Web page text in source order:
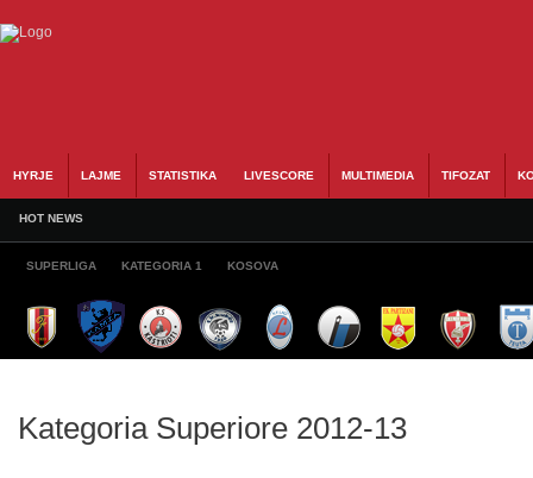
HYRJE LAJME STATISTIKA LIVESCORE MULTIMEDIA TIFOZAT
HOT NEWS
SUPERLIGA KATEGORIA 1 KOSOVA
Kategoria Superiore 2012-13